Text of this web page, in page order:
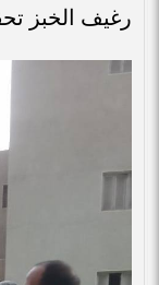
رغيف الخبز